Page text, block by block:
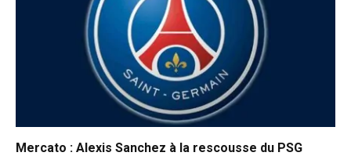
Mercato : Alexis Sanchez à la rescousse du PSG